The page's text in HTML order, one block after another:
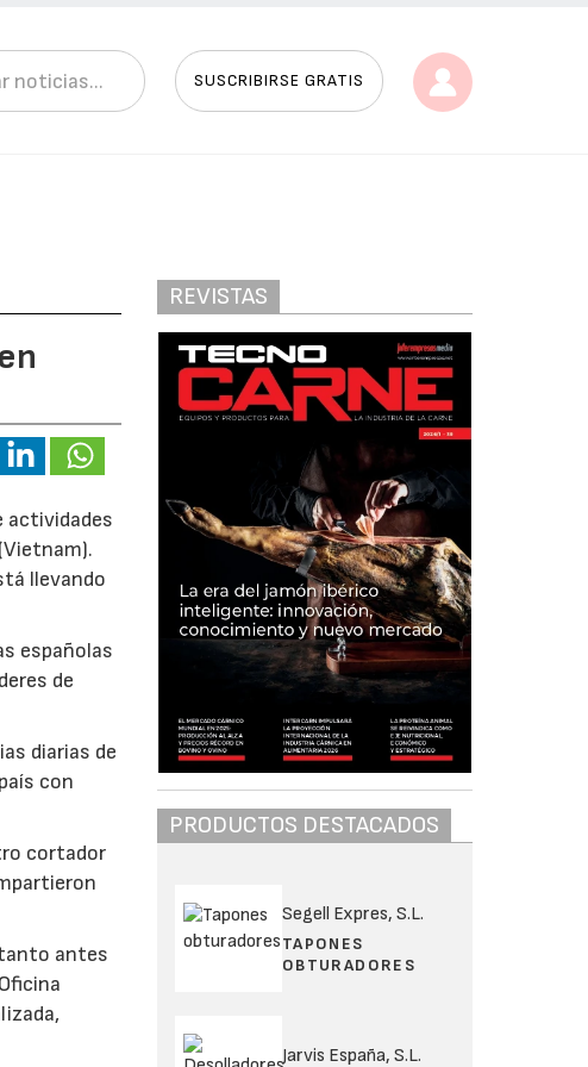
SUSCRIBIRSE GRATIS
actividades
llevando
españolas
de
diarias de
con
cortador
antes
REVISTAS
PRODUCTOS DESTACADOS
Segell Expres, S.L.
TAPONES
OBTURADORES
Jarvis España, S.L.